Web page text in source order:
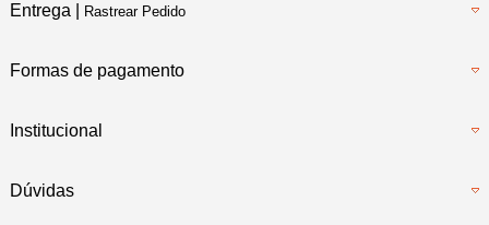
Entrega | Rastrear Pedido
Formas de pagamento
Institucional
Dúvidas